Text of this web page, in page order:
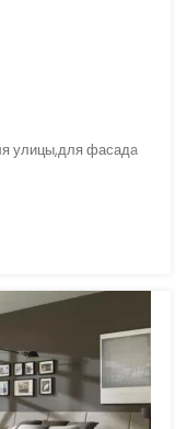
улицы,для фасада